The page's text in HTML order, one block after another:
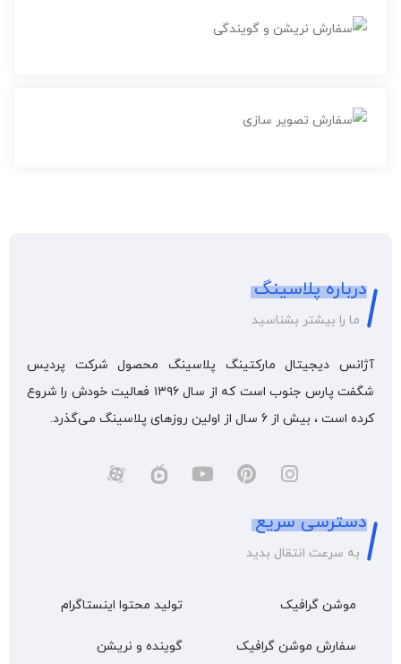
درباره پلاسینگ
ما را بیشتر بشناسید
آژانس دیجیتال مارکتینگ پلاسینگ محصول شرکت پردیس
شگفت پارس جنوب است که از سال ۱۳۹۶ فعالیت خودش را شروع
کرده است ، بیش از 6 سال از اولین روزهای پلاسینگ می‌گذرد.
دسترسی سریع
به سرعت انتقال بدید
موشن گرافیک
سفارش موشن گرافیک
تولید محتوا اینستاگرام
گوینده و نریشن